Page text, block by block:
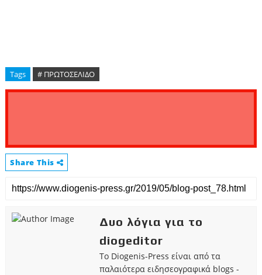
Tags # ΠΡΩΤΟΣΕΛΙΔΟ
Share This
Δυο λόγια για το
diogeditor
Το Diogenis-Press είναι από τα
παλαιότερα ειδησεογραφικά blogs -